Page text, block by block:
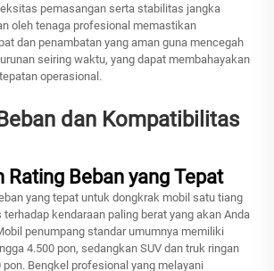
pemasangan serta stabilitas jangka
oleh tenaga profesional memastikan
dan penambatan yang aman guna mencegah
seiring waktu, yang dapat membahayakan
operasional.
dan Kompatibilitas
Rating Beban yang Tepat
yang tepat untuk dongkrak mobil satu tiang
kendaraan paling berat yang akan Anda
penumpang standar umumnya memiliki
4.500 pon, sedangkan SUV dan truk ringan
Bengkel profesional yang melayani